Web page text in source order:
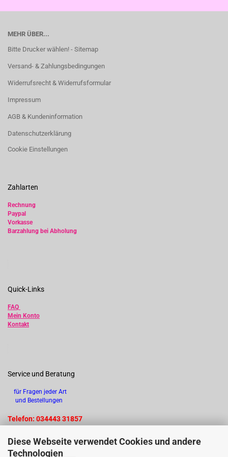
Diese Webseite verwendet Cookies und andere
Technologien
MEHR ÜBER...
Bitte Drucker wählen! - Sitemap
Versand- & Zahlungsbedingungen
Widerrufsrecht & Widerrufsformular
Impressum
AGB & Kundeninformation
Datenschutzerklärung
Cookie Einstellungen
Zahlarten
Rechnung
Paypal
Vorkasse
Barzahlung bei Abholung
Quick-Links
FAQ
Mein Konto
Kontakt
Service und Beratung
für Fragen jeder Art
und Bestellungen
Telefon: 034443 31857